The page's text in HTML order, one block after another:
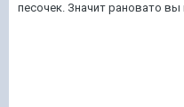
песочек. Значит рановато